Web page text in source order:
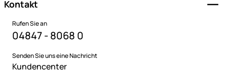
Kontakt
Rufen Sie an
04847 - 8068 0
Senden Sie uns eine Nachricht
Kundencenter